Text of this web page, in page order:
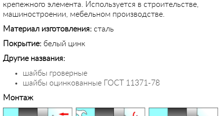
крепежного элемента. Используется в строительстве,
машиностроении, мебельном производстве.
Материал изготовления: сталь
Покрытие: белый цинк
Другие названия:
шайбы гроверные
шайбы оцинкованные ГОСТ 11371-78
Монтаж